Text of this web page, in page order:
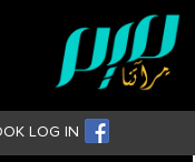
LOG IN